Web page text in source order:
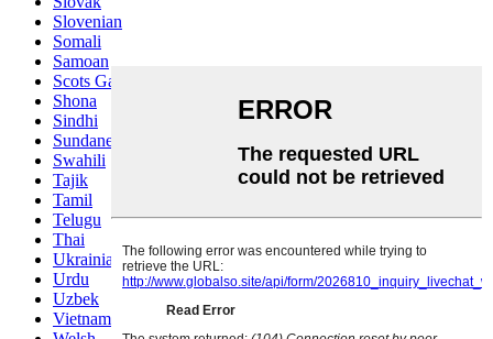
Slovenian
Somali
Samoan
Scots Gaelic
Shona
Sindhi
Sundanese
Swahili
Tajik
Tamil
Telugu
Thai
Ukrainian
Urdu
Uzbek
Vietnamese